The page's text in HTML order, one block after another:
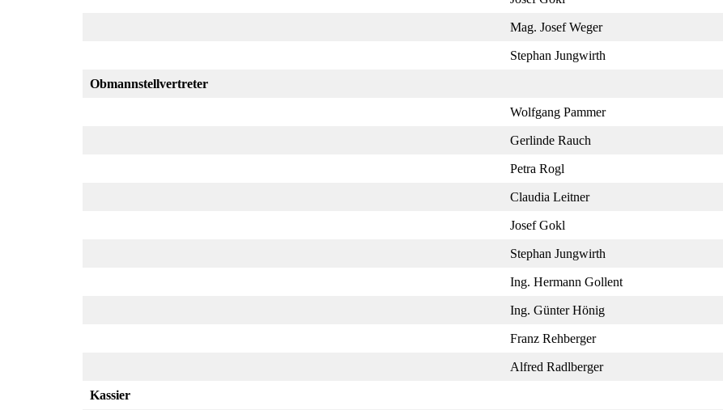
Mag. Josef Weger
Stephan Jungwirth
Obmannstellvertreter
Wolfgang Pammer
Gerlinde Rauch
Petra Rogl
Claudia Leitner
Josef Gokl
Stephan Jungwirth
Ing. Hermann Gollent
Ing. Günter Hönig
Franz Rehberger
Alfred Radlberger
Kassier